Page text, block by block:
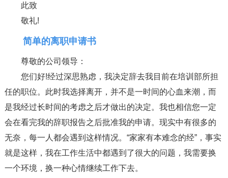
此致
敬礼!
简单的离职申请书
尊敬的公司领导：
您们好!经过深思熟虑，我决定辞去我目前在培训部所担
任的职位。此时我选择离开，并不是一时间的心血来潮，而
是我经过长时间的考虑之后才做出的决定。我也相信您一定
会在看完我的辞职报告之后批准我的申请。现实中有很多的
无奈，每一人都会遇到这样情况。“家家有本难念的经”，事实
就是这样，我在工作生活中都遇到了很大的问题，我需要换
一个环境，换一种心情继续工作下去。